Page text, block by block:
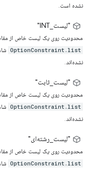
نشده است.
"لیست_INT"
محدودیت روی یک لیست خاص از
OptionConstraint.list
نشده‌اند.
"لیست_ثابت"
محدودیت روی یک لیست خاص از
OptionConstraint.list
نشده‌اند.
"لیست_رشته‌ای"
محدودیت روی یک لیست خاص از
OptionConstraint.list